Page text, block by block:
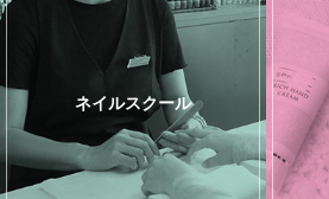
ネイルスクール